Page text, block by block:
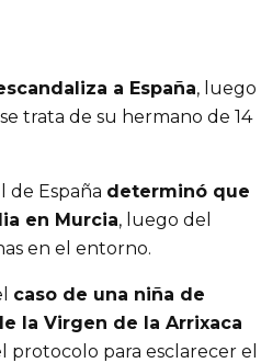
a España, luego
trata de su hermano de 14
de España determinó que
en Murcia, luego del
en el entorno.
caso de una niña de
la Virgen de la Arrixaca
protocolo para esclarecer el